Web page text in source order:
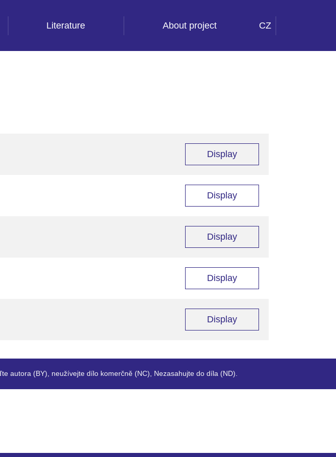
Literature About project CZ
Display
Display
Display
Display
Display
autora (BY), neužívejte dílo komerčně (NC), Nezasahujte do díla (ND).